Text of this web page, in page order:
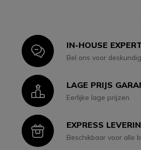
IconIN-HOUSE
Bel ons voor
IconLAGE PRIJS
Eerlijke lage prijzen
IconEXPRESS
Beschikbaar voor alle